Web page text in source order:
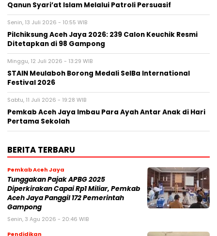
Qanun Syari’at Islam Melalui Patroli Persuasif
Senin, 13 Juli 2026 - 10:55 WIB
Pilchiksung Aceh Jaya 2026: 239 Calon Keuchik Resmi
Ditetapkan di 98 Gampong
Minggu, 12 Juli 2026 - 13:29 WIB
STAIN Meulaboh Borong Medali SeIBa International
Festival 2026
Sabtu, 11 Juli 2026 - 19:28 WIB
Pemkab Aceh Jaya Imbau Para Ayah Antar Anak di Hari
Pertama Sekolah
BERITA TERBARU
Pemkab Aceh Jaya
Tunggakan Pajak APBG 2025
Diperkirakan Capai Rp1 Miliar, Pemkab
Aceh Jaya Panggil 172 Pemerintah
Gampong
Senin, 3 Agu 2026 - 20:46 WIB
Pendidikan